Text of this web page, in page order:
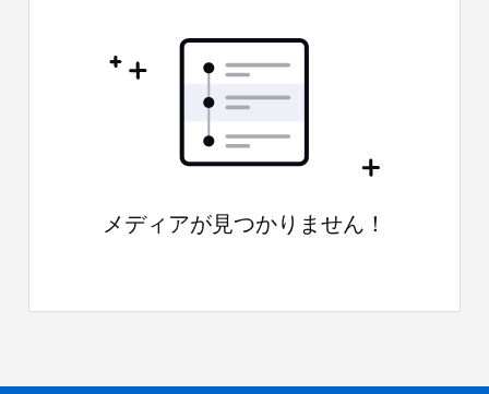
メディアが見つかりません！